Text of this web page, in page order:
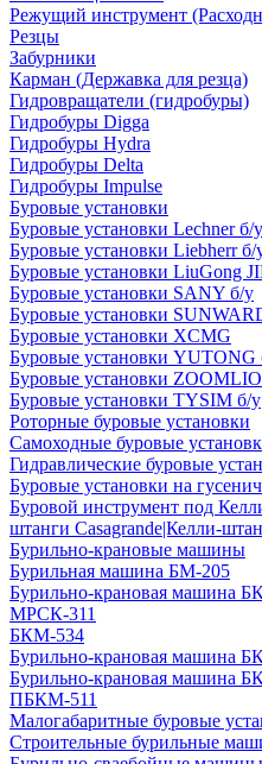
Режущий инструмент
Резцы
Забурники
Карман (Державка для резца)
Гидровращатели (гидробуры)
Гидробуры Digga
Гидробуры Hydra
Гидробуры Delta
Гидробуры Impulse
Буровые установки
Буровые установки Lechner б/у
Буровые установки Liebherr б/
Буровые установки LiuGong
Буровые установки SANY б/у
Буровые установки
Буровые установки XCMG
Буровые установки YUTONG
Буровые установки
Буровые установки TYSIM б/у
Роторные буровые установки
Самоходные буровые
Гидравлические буровые
Буровые установки на
Буровой инструмент под
штанги Casagrande|Келли-
Бурильно-крановые машины
Бурильная машина БМ-205
Бурильно-крановая машина
МРСК-311
БКМ-534
Бурильно-крановая машина
Бурильно-крановая машина
ПБКМ-511
Малогабаритные буровые
Строительные бурильные